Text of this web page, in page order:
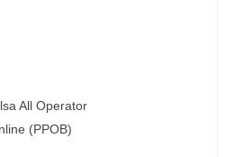
All Operator
(PPOB)